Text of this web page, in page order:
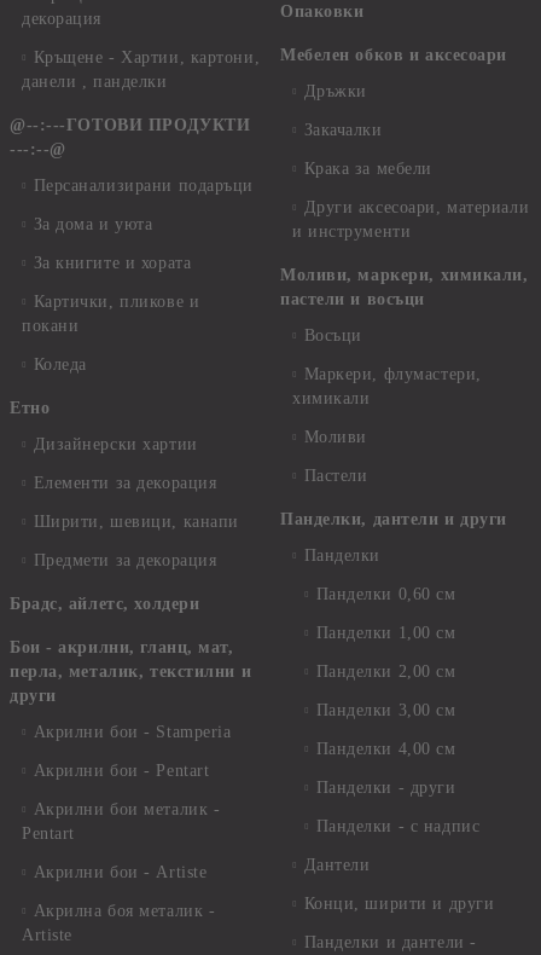
декорация
Кръщене - Хартии, картони,
данели , панделки
@--:---ГОТОВИ ПРОДУКТИ
---:--@
Персанализирани подаръци
За дома и уюта
За книгите и хората
Картички, пликове и
покани
Коледа
Етно
Дизайнерски хартии
Елементи за декорация
Ширити, шевици, канапи
Предмети за декорация
Брадс, айлетс, холдери
Бои - акрилни, гланц, мат,
перла, металик, текстилни и
други
Акрилни бои - Stamperia
Акрилни бои - Pentart
Акрилни бои металик -
Pentart
Акрилни бои - Artiste
Акрилна боя металик -
Artiste
Опаковки
Мебелен обков и аксесоари
Дръжки
Закачалки
Крака за мебели
Други аксесоари, материали
и инструменти
Моливи, маркери, химикали,
пастели и восъци
Восъци
Маркери, флумастери,
химикали
Моливи
Пастели
Панделки, дантели и други
Панделки
Панделки 0,60 см
Панделки 1,00 см
Панделки 2,00 см
Панделки 3,00 см
Панделки 4,00 см
Панделки - други
Панделки - с надпис
Дантели
Конци, ширити и други
Панделки и дантели -